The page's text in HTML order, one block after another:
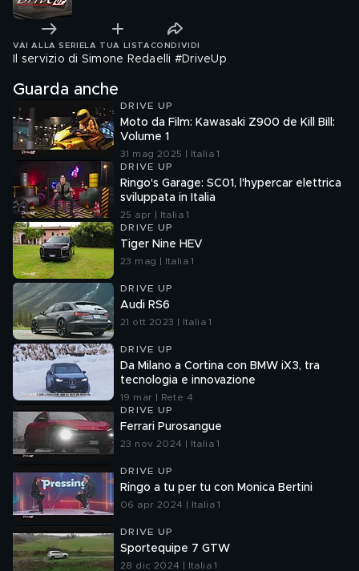
VAI ALLA SERIE LA TUA LISTA CONDIVIDI
Il servizio di Simone Redaelli #DriveUp
Guarda anche
DRIVE UP
Moto da Film: Kawasaki Z900 de Kill Bill:
Volume 1
31 mag 2025 | Italia 1
DRIVE UP
Ringo's Garage: SC01, l'hypercar elettrica
sviluppata in Italia
25 apr | Italia 1
DRIVE UP
Tiger Nine HEV
23 mag | Italia 1
DRIVE UP
Audi RS6
21 ott 2023 | Italia 1
DRIVE UP
Da Milano a Cortina con BMW iX3, tra
tecnologia e innovazione
19 mar | Rete 4
DRIVE UP
Ferrari Purosangue
23 nov 2024 | Italia 1
DRIVE UP
Ringo a tu per tu con Monica Bertini
06 apr 2024 | Italia 1
DRIVE UP
Sportequipe 7 GTW
28 dic 2024 | Italia 1